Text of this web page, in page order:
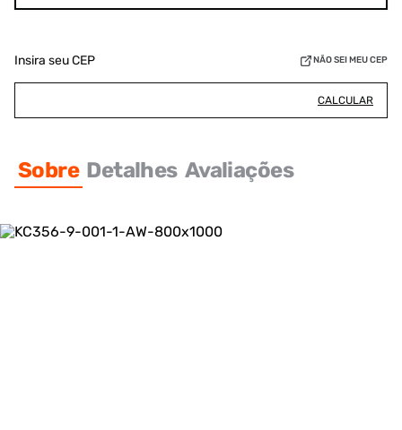
Insira seu CEP NÃO SEI MEU CEP
CALCULAR
Sobre Detalhes Avaliações